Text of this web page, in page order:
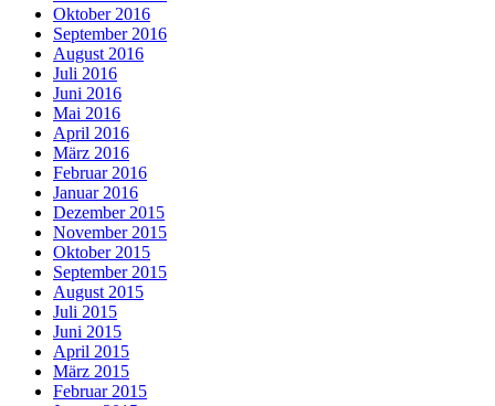
Oktober 2016
September 2016
August 2016
Juli 2016
Juni 2016
Mai 2016
April 2016
März 2016
Februar 2016
Januar 2016
Dezember 2015
November 2015
Oktober 2015
September 2015
August 2015
Juli 2015
Juni 2015
April 2015
März 2015
Februar 2015